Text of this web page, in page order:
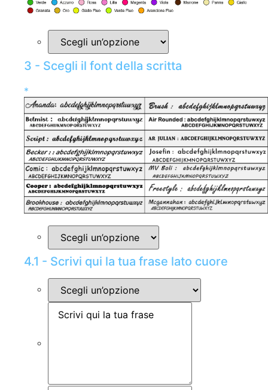
3 - Scegli il font della scritta
*
4.1 - Scrivi qui la tua frase lato cuore